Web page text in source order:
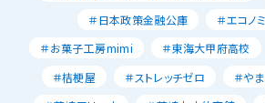
＃日本政策金融公庫
＃エコノ
＃お菓子工房mimi
＃東海大甲府高校
＃桔梗屋
＃ストレッチゼロ
＃や